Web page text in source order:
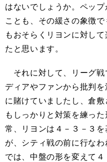
はないでしょうか。ペッ
ことも、その緩さの象徴
もおそらくリヨンに対し
たと思います。
それに対して、リーグ戦
ディアやファンから批判
に賭けていましたし、倉
もしっかりと対策を練っ
常、リヨンは４－３－３
が、シティ戦の前に行なわ
では、中盤の形を変えて